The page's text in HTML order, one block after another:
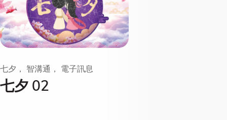
七夕 02
七夕， 智溝通， 電子訊息